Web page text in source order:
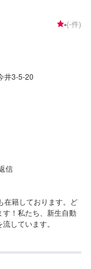
ルミホィールなどの
、エアクリーナー、ク
可能○アメ車、欧州車
下さい。お客様に満
待ちいたしておりま
-(-件)
井3-5-20
信
在籍しております。ど
！私たち、新生自動
しています。